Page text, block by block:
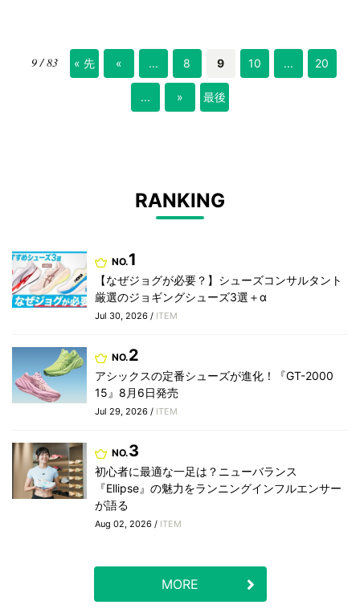
9 / 83 « 先 « ... 8 9 10 ... 20
... » 最後
RANKING
NO.1
【なぜジョグが必要？】シューズコンサルタント
厳選のジョギングシューズ3選＋α
Jul 30, 2026 / ITEM
NO.2
アシックスの定番シューズが進化！『GT-2000
15』8月6日発売
Jul 29, 2026 / ITEM
NO.3
初心者に最適な一足は？ニューバランス
『Ellipse』の魅力をランニングインフルエンサー
が語る
Aug 02, 2026 / ITEM
MORE